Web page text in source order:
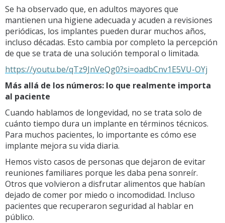
Se ha observado que, en adultos mayores que
mantienen una higiene adecuada y acuden a revisiones
periódicas, los implantes pueden durar muchos años,
incluso décadas. Esto cambia por completo la percepción
de que se trata de una solución temporal o limitada.
https://youtu.be/qTz9JnVeQg0?si=oadbCnv1E5VU-OYj
Más allá de los números: lo que realmente importa
al paciente
Cuando hablamos de longevidad, no se trata solo de
cuánto tiempo dura un implante en términos técnicos.
Para muchos pacientes, lo importante es cómo ese
implante mejora su vida diaria.
Hemos visto casos de personas que dejaron de evitar
reuniones familiares porque les daba pena sonreír.
Otros que volvieron a disfrutar alimentos que habían
dejado de comer por miedo o incomodidad. Incluso
pacientes que recuperaron seguridad al hablar en
público.